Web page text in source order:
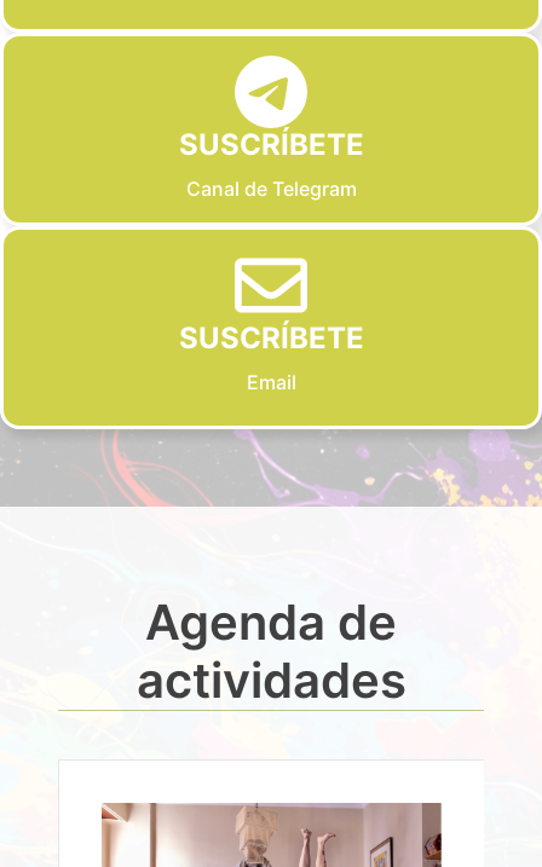
SUSCRÍBETE
Canal de Telegram
SUSCRÍBETE
Email
Agenda de
actividades